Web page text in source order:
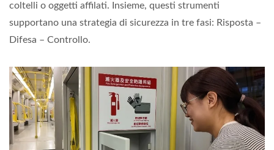
coltelli o oggetti affilati. Insieme, questi strumenti
supportano una strategia di sicurezza in tre fasi: Risposta –
Difesa – Controllo.